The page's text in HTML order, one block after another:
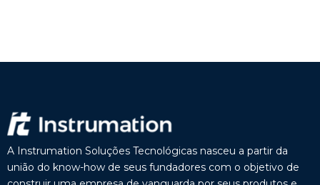
A Instrumation Soluções Tecnológicas nasceu a partir da
união do know-how de seus fundadores com o objetivo de